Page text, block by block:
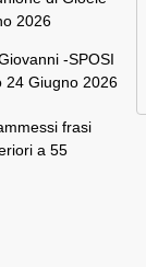
2026
-SPOSI
24 Giugno 2026
frasi
a 55